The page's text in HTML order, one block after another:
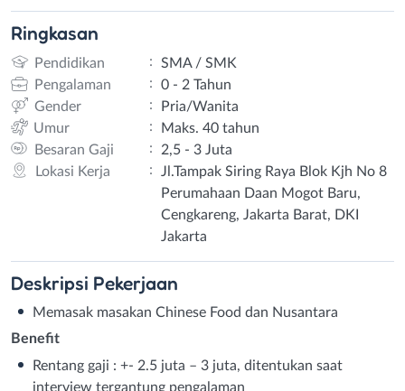
Ringkasan
Pendidikan :
SMA / SMK
Pengalaman
:
0 - 2 Tahun
Gender
:
Pria/Wanita
Umur
:
Maks. 40 tahun
Besaran Gaji
:
2,5 - 3 Juta
Lokasi Kerja
:
Jl.Tampak Siring Raya Blok Kjh No 8
Perumahaan Daan Mogot Baru,
Cengkareng, Jakarta Barat, DKI
Jakarta
Deskripsi Pekerjaan
Memasak masakan Chinese Food dan Nusantara
Benefit
Rentang gaji : +- 2.5 juta – 3 juta, ditentukan saat
interview tergantung pengalaman